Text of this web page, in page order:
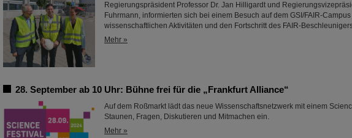
Regierungspräsident Professor Dr. Jan Hilligardt und
Fuhrmann, informierten sich bei einem Besuch auf dem GSI/FAIR-
wissenschaftlichen Aktivitäten und den Fortschritt des FAIR-
Mehr »
28. September ab 10 Uhr: Bühne frei für die „Frankfurt Alliance“
Auf dem Roßmarkt lädt das neue Wissenschaftsnetzwerk mit einem
Staunen, Fragen, Diskutieren und Mitmachen ein.
Mehr »